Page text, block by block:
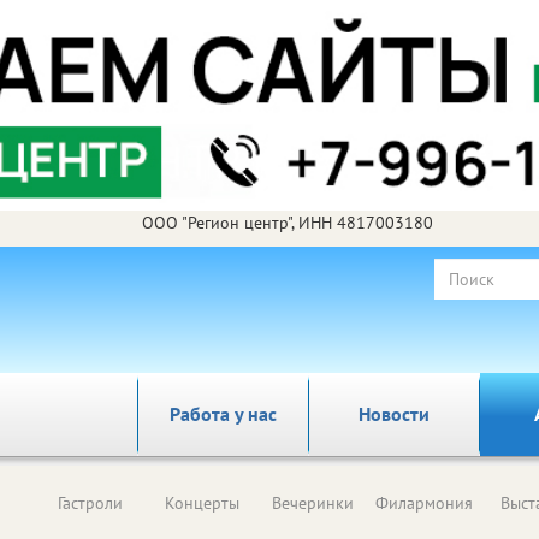
ООО "Регион центр", ИНН 4817003180
Работа у нас Новости
Гастроли Концерты Вечеринки Филармония